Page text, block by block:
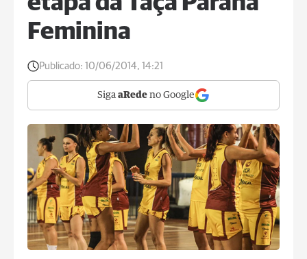
Feminina
Publicado: 10/06/2014, 14:21
Siga aRede no Google